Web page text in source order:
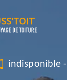
indisponible -